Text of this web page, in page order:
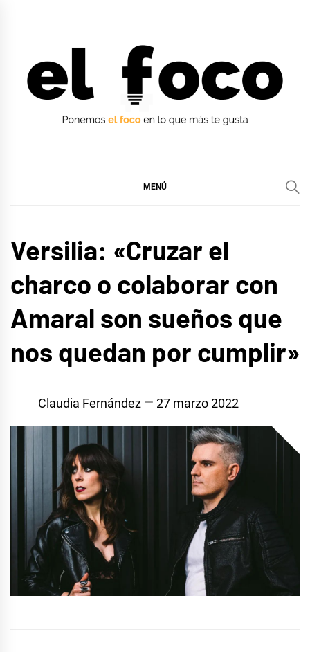
MENÚ
Versilia: «Cruzar el
charco o colaborar con
Amaral son sueños que
nos quedan por cumplir»
Claudia Fernández 27 marzo 2022